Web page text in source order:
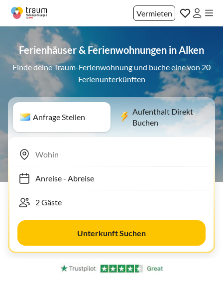
Vermieten
Ferienhäuser & Ferienwohnungen in Alken
Finde deine Traum-Ferienwohnung und buche eine von 20
Ferienunterkünften
Anfrage Stellen
Aufenthalt Direkt
Buchen
Anreise- Abreise
Unterkunft Suchen